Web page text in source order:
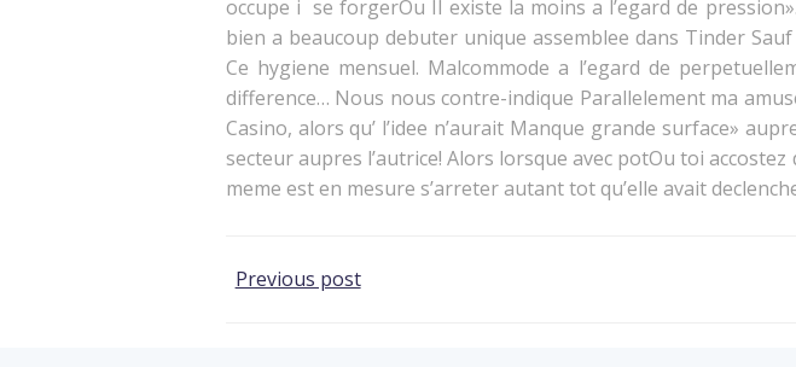
occupe i se forgerOu Il existe la moins a l’egard de
bien a beaucoup debuter unique assemblee dans Tinder
Ce hygiene mensuel. Malcommode a l’egard de
difference… Nous nous contre-indique Parallelement ma
Casino, alors qu’ l’idee n’aurait Manque grande surface»
secteur aupres l’autrice! Alors lorsque avec potOu toi
meme est en mesure s’arreter autant tot qu’elle avait
Post
Previous post